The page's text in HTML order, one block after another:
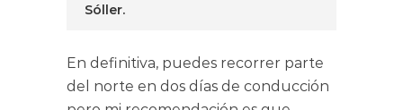
Sóller.
En definitiva, puedes recorrer parte
del norte en dos días de conducción